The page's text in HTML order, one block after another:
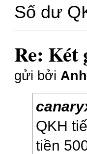
Số dư
Re: Két
gửi bởi
QKH
tiền